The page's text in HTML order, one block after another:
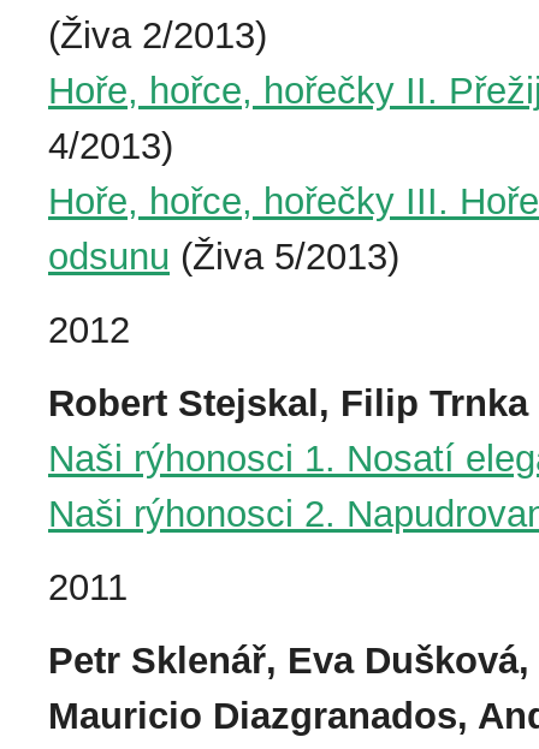
(Živa 2/2013)
Hoře, hořce, hořečky II.
4/2013)
Hoře, hořce, hořečky III.
odsunu (Živa 5/2013)
2012
Robert Stejskal, Filip Trnka
Naši rýhonosci 1. Nosatí
Naši rýhonosci 2.
2011
Petr Sklenář, Eva
Mauricio Diazgranados,